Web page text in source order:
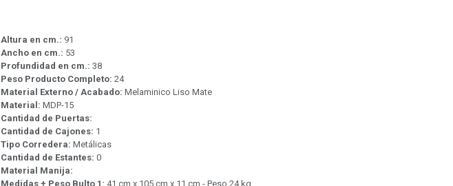
Altura en cm.: 91
Ancho en cm.: 53
Profundidad en cm.: 38
Peso Producto Completo: 24
Material Externo / Acabado: Melaminico Liso Mate
Material: MDP-15
Cantidad de Puertas:
Cantidad de Cajones: 1
Tipo Corredera: Metálicas
Cantidad de Estantes: 0
Material Manija:
Medidas + Peso Bulto 1: 41 cm x 105 cm x 11 cm - Peso 24 kg